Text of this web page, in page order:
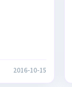
2016-10-15